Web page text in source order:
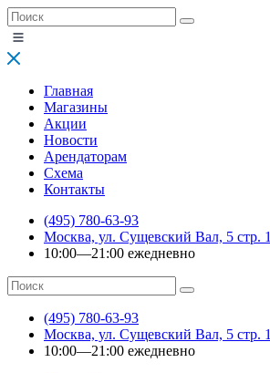
Главная
Магазины
Акции
Новости
Арендаторам
Схема
Контакты
(495) 780-63-93
Москва, ул. Сущевский Вал, 5 стр. 1
10:00—21:00 ежедневно
(495) 780-63-93
Москва, ул. Сущевский Вал, 5 стр. 1
10:00—21:00 ежедневно